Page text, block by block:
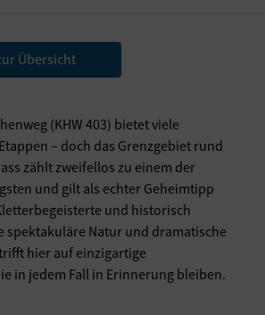
Übersicht
(KHW 403) bietet viele
– doch das Grenzgebiet rund
zählt zweifellos zu einem der
und gilt als echter Geheimtipp
und historisch
spektakuläre Natur und dramatische
hier auf einzigartige
in jedem Fall in Erinnerung bleiben.